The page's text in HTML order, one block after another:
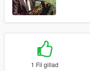
1 Fil gillad